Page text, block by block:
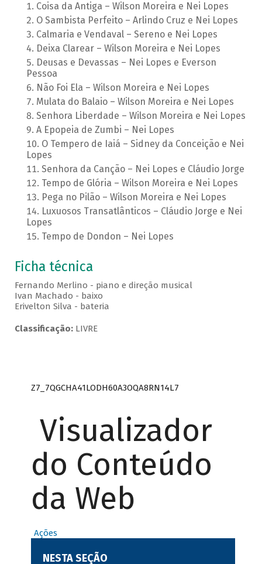
Coisa da Antiga – Wilson Moreira e Nei Lopes
O Sambista Perfeito – Arlindo Cruz e Nei Lopes
Calmaria e Vendaval – Sereno e Nei Lopes
Deixa Clarear – Wilson Moreira e Nei Lopes
Deusas e Devassas – Nei Lopes e Everson
Pessoa
Não Foi Ela – Wilson Moreira e Nei Lopes
Mulata do Balaio – Wilson Moreira e Nei Lopes
Senhora Liberdade – Wilson Moreira e Nei Lopes
A Epopeia de Zumbi – Nei Lopes
O Tempero de Iaiá – Sidney da Conceição e Nei
Lopes
Senhora da Canção – Nei Lopes e Cláudio Jorge
Tempo de Glória – Wilson Moreira e Nei Lopes
Pega no Pilão – Wilson Moreira e Nei Lopes
Luxuosos Transatlânticos – Cláudio Jorge e Nei
Lopes
Tempo de Dondon – Nei Lopes
Ficha técnica
Fernando Merlino - piano e direção musical
Ivan Machado - baixo
Erivelton Silva - bateria
Classificação:LIVRE
Z7_7QGCHA41LODH60A3OQA8RN14L7
Visualizador
do Conteúdo
da Web
Ações
NESTA SEÇÃO